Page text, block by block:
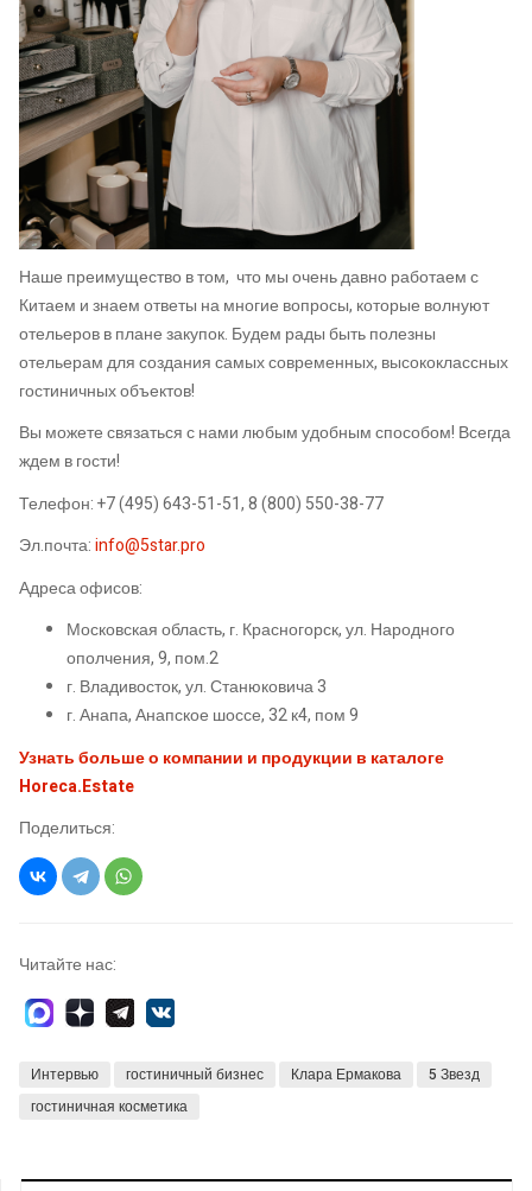
Наше преимущество в том, что мы очень давно работаем с
Китаем и знаем ответы на многие вопросы, которые волнуют
отельеров в плане закупок. Будем рады быть полезны
отельерам для создания самых современных, высококлассных
гостиничных объектов!
Вы можете связаться с нами любым удобным способом! Всегда
ждем в гости!
Телефон: +7 (495) 643-51-51, 8 (800) 550-38-77
Эл.почта:info@5star.pro
Адреса офисов:
Московская область, г. Красногорск, ул. Народного
ополчения, 9, пом.2
г. Владивосток, ул. Станюковича 3
г. Анапа, Анапское шоссе, 32 к4, пом 9
Узнать больше о компании и продукции в каталоге
Horeca.Estate
Поделиться:
Читайте нас:
Интервью гостиничный бизнес Клара Ермакова
5 Звезд
гостиничная косметика